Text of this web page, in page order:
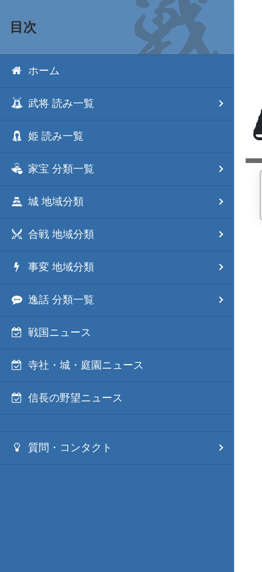
目次
ホーム
武将 読み一覧
姫 読み一覧
家宝 分類一覧
城 地域分類
合戦 地域分類
事変 地域分類
逸話 分類一覧
戦国ニュース
寺社・城・庭園ニュース
信長の野望ニュース
質問・コンタクト